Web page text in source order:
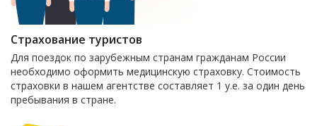
Страхование туристов
Для поездок по зарубежным странам гражданам России
необходимо оформить медицинскую страховку. Стоимость
страховки в нашем агентстве составляет 1 у.е. за один день
пребывания в стране.